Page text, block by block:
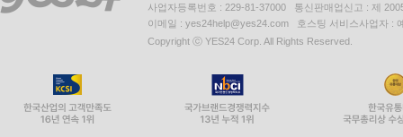
사업자등록번호 : 229-81-37000 통신판매업신고 : 제
이메일 : yes24help@yes24.com 호스팅 서비스사업자 :
Copyright ⓒ YES24 Corp. All Rights Reserved.